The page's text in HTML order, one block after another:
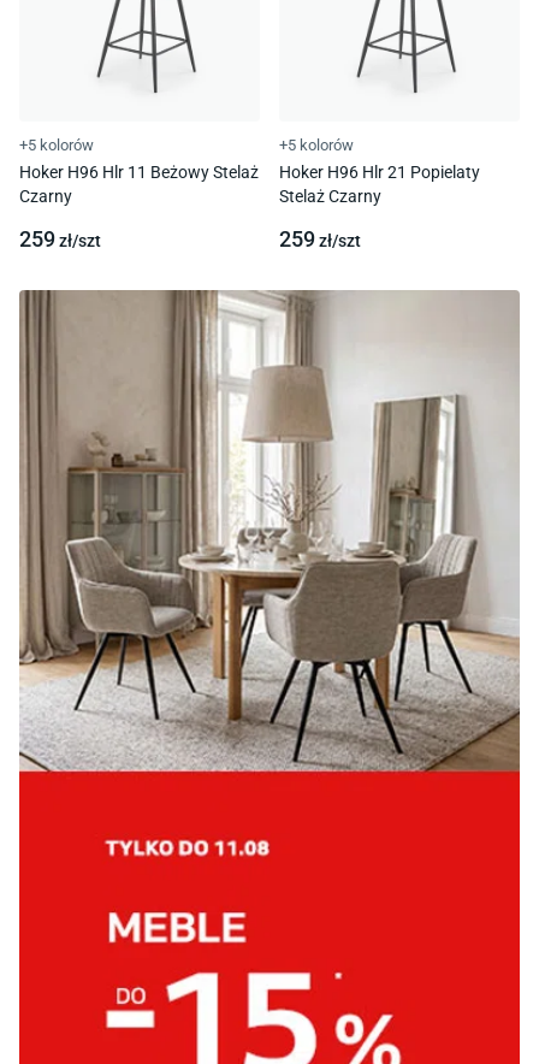
+5 kolorów
Hoker H96 Hlr 11 Beżowy Stelaż
Czarny
259zł/szt
+5 kolorów
Hoker H96 Hlr 21 Popielaty
Stelaż Czarny
259zł/szt